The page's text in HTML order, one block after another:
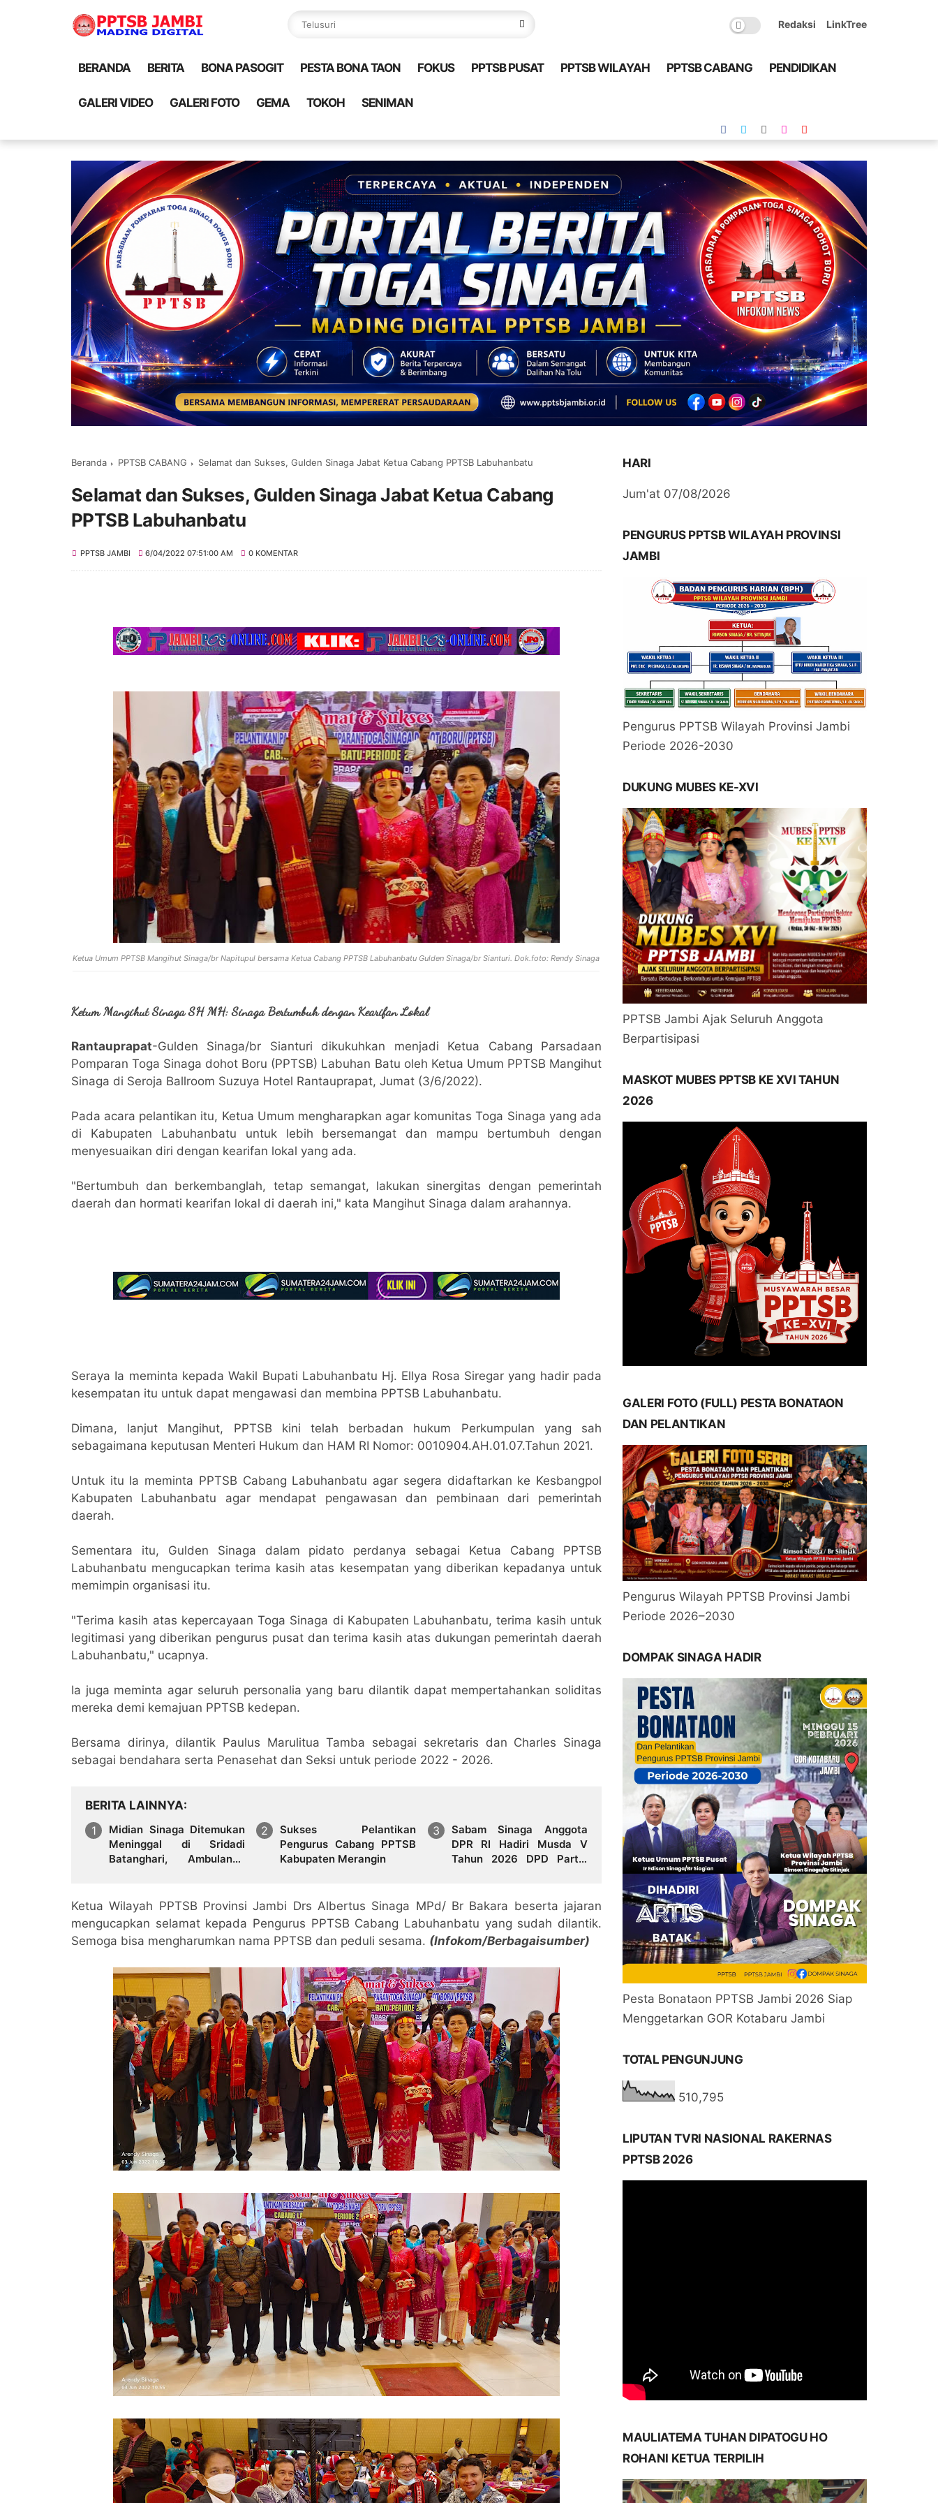
Redaksi LinkTree
BERANDA BERITA BONA PASOGIT PESTA BONA TAON FOKUS PPTSB PUSAT PPTSB WILAYAH PPTSB CABANG PENDIDIKAN
GALERI VIDEO GALERI FOTO GEMA TOKOH SENIMAN
Beranda PPTSB CABANG Selamat dan Sukses, Gulden Sinaga Jabat Ketua Cabang PPTSB Labuhanbatu
Selamat dan Sukses, Gulden Sinaga Jabat Ketua Cabang
PPTSB Labuhanbatu
PPTSB JAMBI 6/04/2022 07:51:00 AM 0 KOMENTAR
Ketua Umum PPTSB Mangihut Sinaga/br Napitupul bersama Ketua Cabang PPTSB Labuhanbatu Gulden Sinaga/br Sianturi. Dok.foto: Rendy Sinaga
Ketum Mangihut Sinaga SH MH: Sinaga Bertumbuh dengan Kearifan Lokal
Rantauprapat-Gulden Sinaga/br Sianturi dikukuhkan menjadi Ketua Cabang Parsadaan
Pomparan Toga Sinaga dohot Boru (PPTSB) Labuhan Batu oleh Ketua Umum PPTSB Mangihut
Sinaga di Seroja Ballroom Suzuya Hotel Rantauprapat, Jumat (3/6/2022).
Pada acara pelantikan itu, Ketua Umum mengharapkan agar komunitas Toga Sinaga yang ada
di Kabupaten Labuhanbatu untuk lebih bersemangat dan mampu bertumbuh dengan
menyesuaikan diri dengan kearifan lokal yang ada.
"Bertumbuh dan berkembanglah, tetap semangat, lakukan sinergitas dengan pemerintah
daerah dan hormati kearifan lokal di daerah ini," kata Mangihut Sinaga dalam arahannya.
Seraya Ia meminta kepada Wakil Bupati Labuhanbatu Hj. Ellya Rosa Siregar yang hadir pada
kesempatan itu untuk dapat mengawasi dan membina PPTSB Labuhanbatu.
Dimana, lanjut Mangihut, PPTSB kini telah berbadan hukum Perkumpulan yang sah
sebagaimana keputusan Menteri Hukum dan HAM RI Nomor: 0010904.AH.01.07.Tahun 2021.
Untuk itu Ia meminta PPTSB Cabang Labuhanbatu agar segera didaftarkan ke Kesbangpol
Kabupaten Labuhanbatu agar mendapat pengawasan dan pembinaan dari pemerintah
daerah.
Sementara itu, Gulden Sinaga dalam pidato perdanya sebagai Ketua Cabang PPTSB
Labuhanbatu mengucapkan terima kasih atas kesempatan yang diberikan kepadanya untuk
memimpin organisasi itu.
"Terima kasih atas kepercayaan Toga Sinaga di Kabupaten Labuhanbatu, terima kasih untuk
legitimasi yang diberikan pengurus pusat dan terima kasih atas dukungan pemerintah daerah
Labuhanbatu," ucapnya.
Ia juga meminta agar seluruh personalia yang baru dilantik dapat mempertahankan soliditas
mereka demi kemajuan PPTSB kedepan.
Bersama dirinya, dilantik Paulus Marulitua Tamba sebagai sekretaris dan Charles Sinaga
sebagai bendahara serta Penasehat dan Seksi untuk periode 2022 - 2026.
BERITA LAINNYA
Midian Sinaga Ditemukan
Meninggal di Sridadi
Batanghari, Ambulance
Simalungun
Sukses Pelantikan
Pengurus Cabang PPTSB
Kabupaten Merangin
Sabam Sinaga Anggota
DPR RI Hadiri Musda V
Tahun 2026 DPD Partai
Ketua Wilayah PPTSB Provinsi Jambi Drs Albertus Sinaga MPd/ Br Bakara beserta jajaran
mengucapkan selamat kepada Pengurus PPTSB Cabang Labuhanbatu yang sudah dilantik.
Semoga bisa mengharumkan nama PPTSB dan peduli sesama. (Infokom/Berbagaisumber)
HARI
Jum'at 07/08/2026
PENGURUS PPTSB WILAYAH PROVINSI
JAMBI
Pengurus PPTSB Wilayah Provinsi Jambi
Periode 2026-2030
DUKUNG MUBES KE-XVI
PPTSB Jambi Ajak Seluruh Anggota
Berpartisipasi
MASKOT MUBES PPTSB KE XVI TAHUN
2026
GALERI FOTO (FULL) PESTA BONATAON
DAN PELANTIKAN
Pengurus Wilayah PPTSB Provinsi Jambi
Periode 2026–2030
DOMPAK SINAGA HADIR
Pesta Bonataon PPTSB Jambi 2026 Siap
Menggetarkan GOR Kotabaru Jambi
TOTAL PENGUNJUNG
510,795
LIPUTAN TVRI NASIONAL RAKERNAS
PPTSB 2026
MAULIATEMA TUHAN DIPATOGU HO
ROHANI KETUA TERPILIH